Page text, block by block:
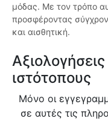
μόδας. Με τον τρόπο
προσφέροντας
και αισθητική.
ιστότοπους
Μόνο οι
σε αυτές τις